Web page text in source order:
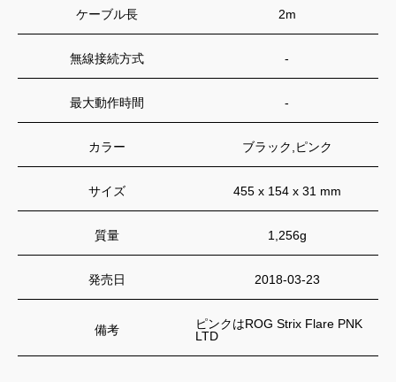
ケーブル長 2m
無線接続方式 -
最大動作時間 -
カラー ブラック,ピンク
サイズ 455 x 154 x 31 mm
質量 1,256g
発売日 2018-03-23
備考
ピンクはROG Strix Flare PNK
LTD